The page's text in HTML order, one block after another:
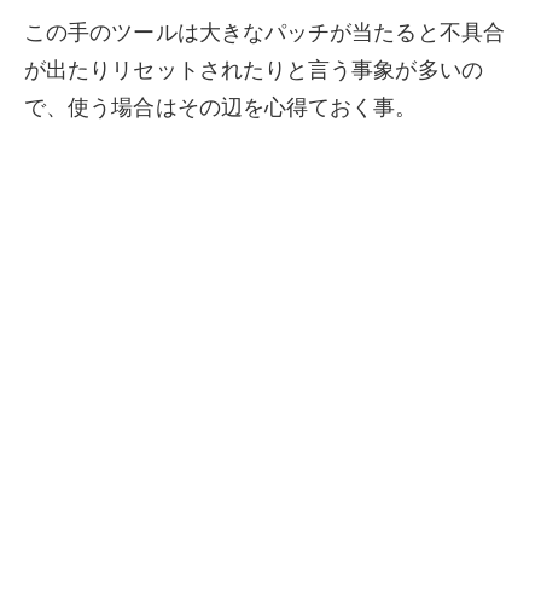
この手のツールは大きなパッチが当たると不具合
が出たりリセットされたりと言う事象が多いの
で、使う場合はその辺を心得ておく事。